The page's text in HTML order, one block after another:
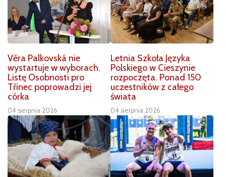
Věra Palkovská nie
wystartuje w wyborach.
Listę Osobnosti pro
Třinec poprowadzi jej
córka
04 sierpnia 2026
Letnia Szkoła Języka
Polskiego w Cieszynie
rozpoczęta. Ponad 150
uczestników z całego
świata
04 sierpnia 2026